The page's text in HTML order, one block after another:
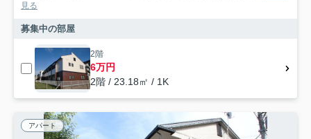
見る
募集中の部屋
2階
6万円
2階 / 23.18㎡ / 1K
アパート